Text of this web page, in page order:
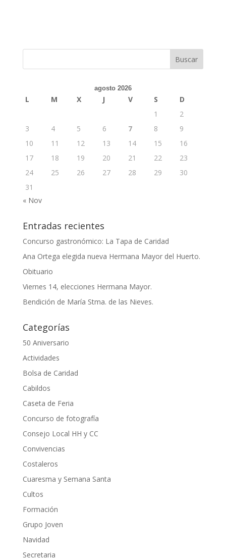
agosto 2026
L M X J V S
D
1
2
3
4 5 6 7 8
9
10
11 12 13 14 15
16
17
18 19 20 21 22
23
24
25 26 27 28 29
30
31
« Nov
Entradas recientes
Concurso gastronómico: La Tapa de Caridad
Ana Ortega elegida nueva Hermana Mayor del Huerto.
Obituario
Viernes 14, elecciones Hermana Mayor.
Bendición de María Stma. de las Nieves.
Categorías
50 Aniversario
Actividades
Bolsa de Caridad
Cabildos
Caseta de Feria
Concurso de fotografía
Consejo Local HH y CC
Convivencias
Costaleros
Cuaresma y Semana Santa
Cultos
Formación
Grupo Joven
Navidad
Secretaria